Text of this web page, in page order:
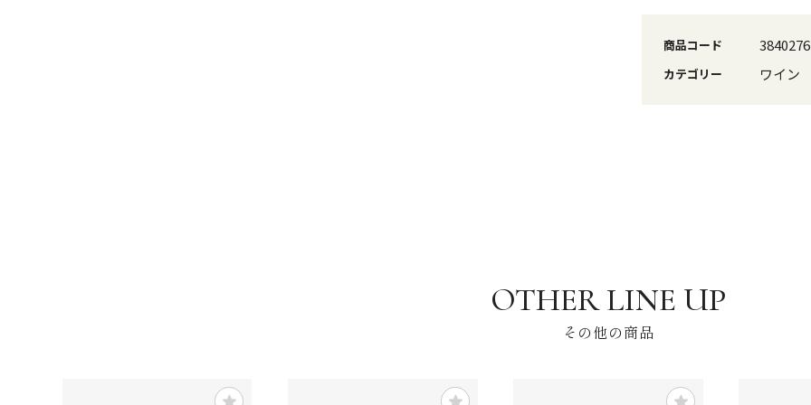
商品コード 3840276
カテゴリー ワイン
その他の商品